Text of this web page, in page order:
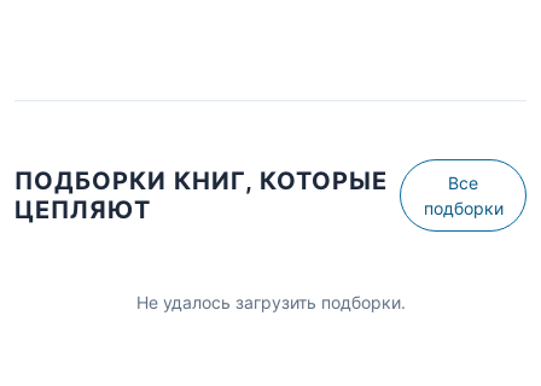
ПОДБОРКИ КНИГ, КОТОРЫЕ
ЦЕПЛЯЮТ
Все
подборки
Не удалось загрузить подборки.